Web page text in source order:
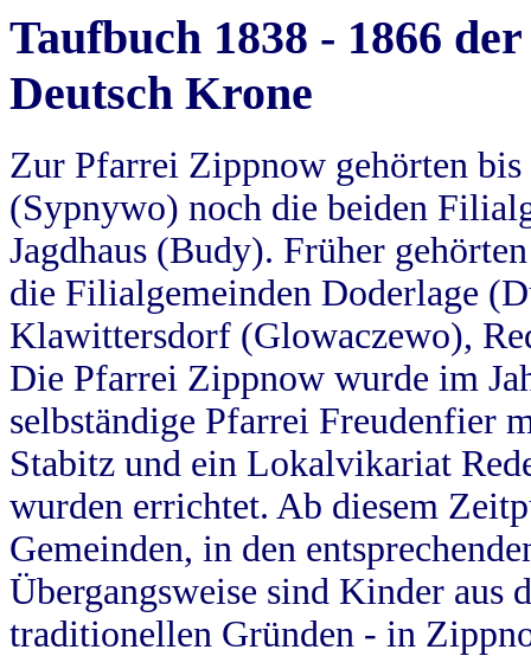
Taufbuch 1838 - 1866
Deutsch Krone
Zur Pfarrei Zippnow gehörten
(Sypnywo) noch die beiden
Jagdhaus (Budy). Früher
die Filialgemeinden Doderlage
Klawittersdorf (Glowaczewo),
Die Pfarrei Zippnow wurde im
selbständige Pfarrei Freudenfier
Stabitz und ein Lokalvikariat
wurden errichtet. Ab diesem
Gemeinden, in den
Übergangsweise sind Kinder aus
traditionellen Gründen - in